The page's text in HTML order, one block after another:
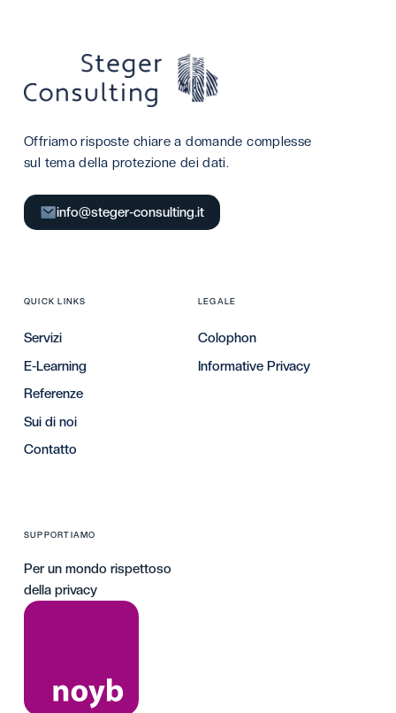
Offriamo risposte chiare a domande complesse
sul tema della protezione dei dati.
info@steger-consulting.it
QUICK LINKS
Servizi
E-Learning
Referenze
Sui di noi
Contatto
LEGALE
Colophon
Informative Privacy
SUPPORTIAMO
Per un mondo rispettoso
della privacy